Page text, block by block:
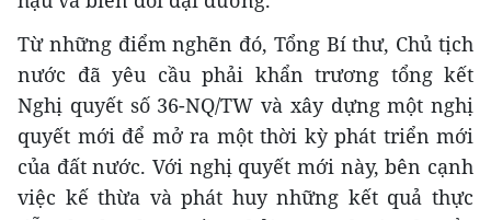
Từ những điểm nghẽn đó, Tổng Bí thư, Chủ tịch
nước đã yêu cầu phải khẩn trương tổng kết
Nghị quyết số 36-NQ/TW và xây dựng một nghị
quyết mới để mở ra một thời kỳ phát triển mới
của đất nước. Với nghị quyết mới này, bên cạnh
việc kế thừa và phát huy những kết quả thực